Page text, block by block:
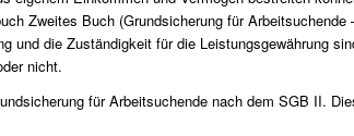
Zweites Buch (Grundsicherung für
die Zuständigkeit für die Leistungsgewährung
nicht.
für Arbeitsuchende nach dem SGB II.